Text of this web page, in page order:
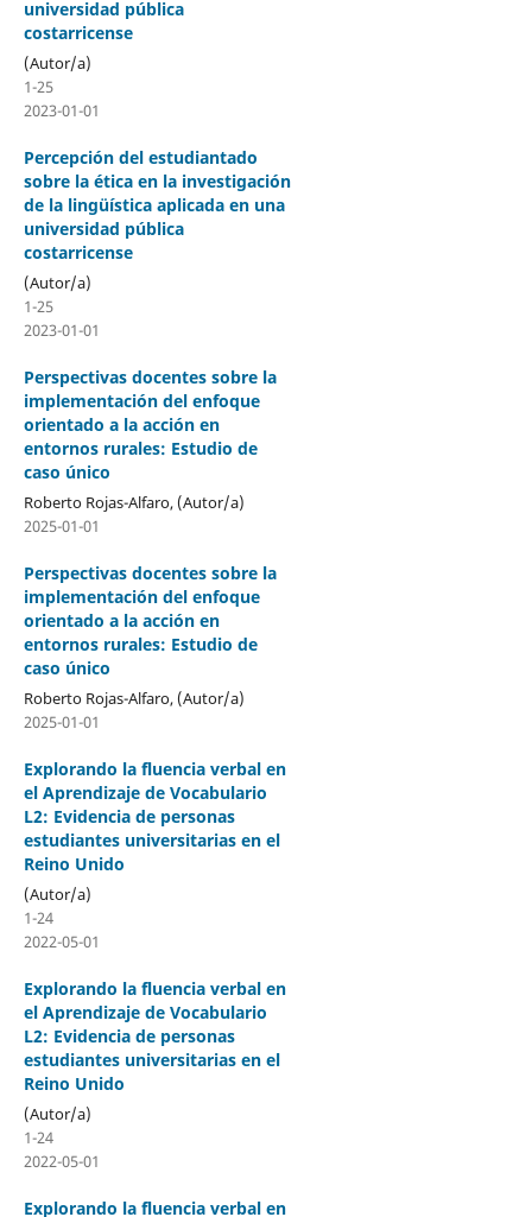
universidad pública
costarricense
(Autor/a)
1-25
2023-01-01
Percepción del estudiantado
sobre la ética en la investigación
de la lingüística aplicada en una
universidad pública
costarricense
(Autor/a)
1-25
2023-01-01
Perspectivas docentes sobre la
implementación del enfoque
orientado a la acción en
entornos rurales: Estudio de
caso único
Roberto Rojas-Alfaro, (Autor/a)
2025-01-01
Perspectivas docentes sobre la
implementación del enfoque
orientado a la acción en
entornos rurales: Estudio de
caso único
Roberto Rojas-Alfaro, (Autor/a)
2025-01-01
Explorando la fluencia verbal en
el Aprendizaje de Vocabulario
L2: Evidencia de personas
estudiantes universitarias en el
Reino Unido
(Autor/a)
1-24
2022-05-01
Explorando la fluencia verbal en
el Aprendizaje de Vocabulario
L2: Evidencia de personas
estudiantes universitarias en el
Reino Unido
(Autor/a)
1-24
2022-05-01
Explorando la fluencia verbal en